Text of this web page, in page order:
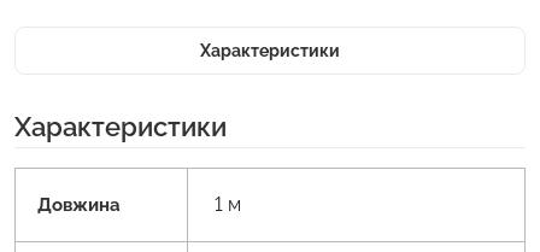
Характеристики
Характеристики
Довжина 1 м